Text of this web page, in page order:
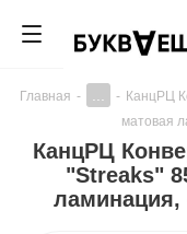
Главная - - КанцРЦ
матовая
КанцРЦ
"Streaks"
ламинация,